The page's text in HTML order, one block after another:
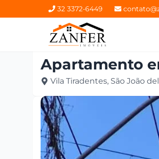
32 3372-6449
Apartamento
Vila Tiradentes, São João